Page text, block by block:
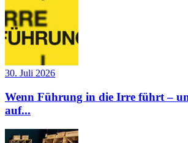
30. Juli 2026
Wenn Führung in die Irre führt –
auf...